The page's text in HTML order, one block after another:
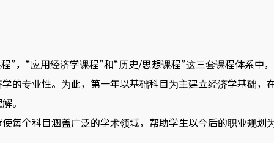
”，“应用经济学课程”和“历史/思想课程”这三套课程体系中
的专业性。为此，第一年以基础科目为主建立经济学基础
。
每个科目涵盖广泛的学术领域，帮助学生以今后的职业规划